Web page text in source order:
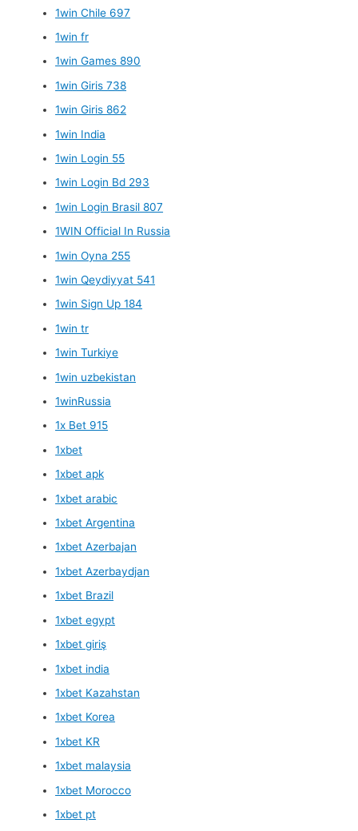
1win Chile 697
1win fr
1win Games 890
1win Giris 738
1win Giris 862
1win India
1win Login 55
1win Login Bd 293
1win Login Brasil 807
1WIN Official In Russia
1win Oyna 255
1win Qeydiyyat 541
1win Sign Up 184
1win tr
1win Turkiye
1win uzbekistan
1winRussia
1x Bet 915
1xbet
1xbet apk
1xbet arabic
1xbet Argentina
1xbet Azerbajan
1xbet Azerbaydjan
1xbet Brazil
1xbet egypt
1xbet giriş
1xbet india
1xbet Kazahstan
1xbet Korea
1xbet KR
1xbet malaysia
1xbet Morocco
1xbet pt